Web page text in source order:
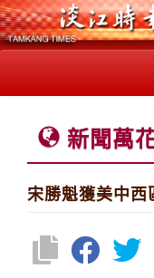
新聞萬
宋勝魁獲美中